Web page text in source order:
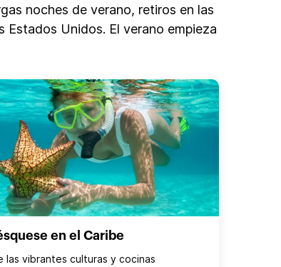
noches de verano, retiros en las
Estados Unidos. El verano empieza
en el Caribe
las vibrantes culturas y cocinas